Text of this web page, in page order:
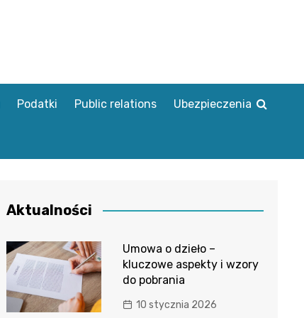
Podatki Public relations Ubezpieczenia
Aktualności
Umowa o dzieło –
kluczowe aspekty i wzory
do pobrania
10 stycznia 2026